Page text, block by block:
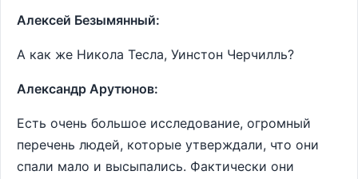
Алексей Безымянный:
А как же Никола Тесла, Уинстон Черчилль?
Александр Арутюнов:
Есть очень большое исследование, огромный
перечень людей, которые утверждали, что они
спали мало и высыпались. Фактически они